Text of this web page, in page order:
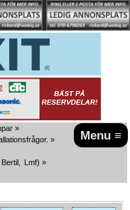
Menu ≡
»
»
Bertil Lmf) »